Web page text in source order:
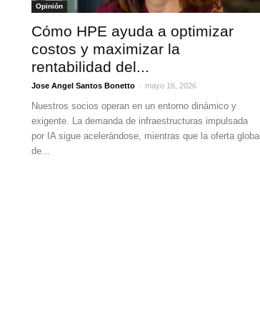
Opinión
Cómo HPE ayuda a optimizar
costos y maximizar la
rentabilidad del...
Jose Angel Santos Bonetto - mayo 16, 2026
Nuestros socios operan en un entorno dinámico y
exigente. La demanda de infraestructuras impulsada
por IA sigue acelerándose, mientras que la oferta global
de...